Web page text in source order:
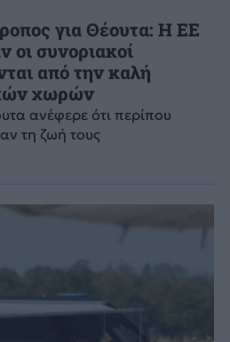
για Θέουτα: Η ΕΕ
οι συνοριακοί
από την καλή
χωρών
ανέφερε ότι περίπου
τη ζωή τους